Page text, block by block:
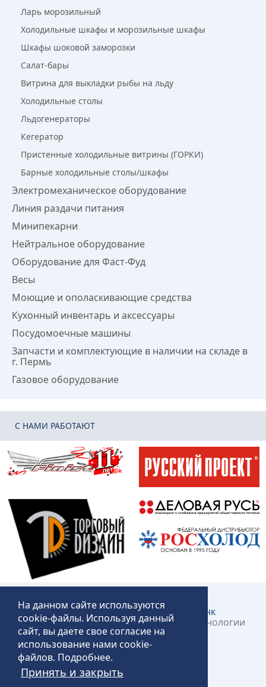
Ларь морозильный
Холодильные шкафы и морозильные шкафы
Шкафы шоковой заморозки
Салат-бары
Витрина для выкладки рыбы на льду
Холодильные столы
Льдогенераторы
Кегератор
Пристенные холодильные витрины (ГОРКИ)
Барные холодильные столы/шкафы
Электромеханическое оборудование
Линия раздачи питания
Минипекарни
Нейтральное оборудование
Оборудование для Фаст-Фуд
Весы
Моющие и ополаскивающие средства
Кухонный инвентарь и аксессуары
Посудомоечные машины
Запчасти и комплектующие в наличии на складе в
г. Пермь
Газовое оборудование
C НАМИ РАБОТАЮТ
Создание и продвижение сайта:КликЛинк
©2018 – 2026 «Технопит» – Пермские технологии
общественного питания
На данном сайте используются
cookie-файлы. Используя данный
сайт, вы даете свое согласие на
использование нами cookie-
файлов. Подробнее.
Принять и закрыть